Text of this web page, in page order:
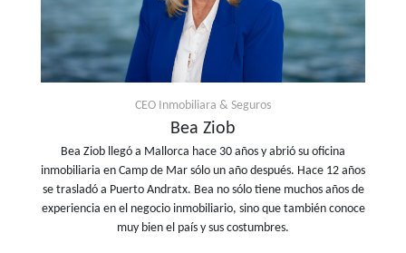
CEO Inmobiliara & Seguros
Bea Ziob
Bea Ziob llegó a Mallorca hace 30 años y abrió su oficina
inmobiliaria en Camp de Mar sólo un año después. Hace 12 años
se trasladó a Puerto Andratx. Bea no sólo tiene muchos años de
experiencia en el negocio inmobiliario, sino que también conoce
muy bien el país y sus costumbres.